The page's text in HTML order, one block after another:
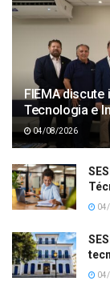
FIEMA
Tecnologia e
04/08/2026